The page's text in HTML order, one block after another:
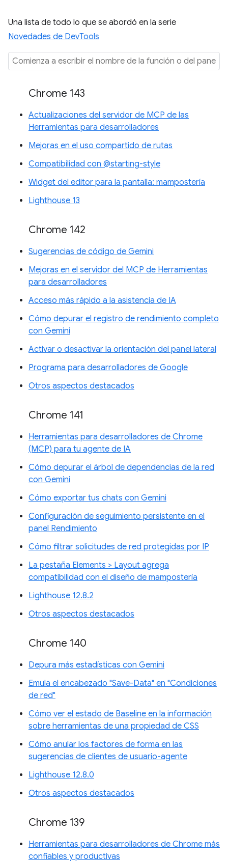
Una lista de todo lo que se abordó en la serie
Novedades de DevTools
Chrome 143
Actualizaciones del servidor de MCP de las
Herramientas para desarrolladores
Mejoras en el uso compartido de rutas
Compatibilidad con @starting-style
Widget del editor para la pantalla: mampostería
Lighthouse 13
Chrome 142
Sugerencias de código de Gemini
Mejoras en el servidor del MCP de Herramientas
para desarrolladores
Acceso más rápido a la asistencia de IA
Cómo depurar el registro de rendimiento completo
con Gemini
Activar o desactivar la orientación del panel lateral
Programa para desarrolladores de Google
Otros aspectos destacados
Chrome 141
Herramientas para desarrolladores de Chrome
(MCP) para tu agente de IA
Cómo depurar el árbol de dependencias de la red
con Gemini
Cómo exportar tus chats con Gemini
Configuración de seguimiento persistente en el
panel Rendimiento
Cómo filtrar solicitudes de red protegidas por IP
La pestaña Elements > Layout agrega
compatibilidad con el diseño de mampostería
Lighthouse 12.8.2
Otros aspectos destacados
Chrome 140
Depura más estadísticas con Gemini
Emula el encabezado "Save-Data" en "Condiciones
de red"
Cómo ver el estado de Baseline en la información
sobre herramientas de una propiedad de CSS
Cómo anular los factores de forma en las
sugerencias de clientes de usuario-agente
Lighthouse 12.8.0
Otros aspectos destacados
Chrome 139
Herramientas para desarrolladores de Chrome más
confiables y productivas